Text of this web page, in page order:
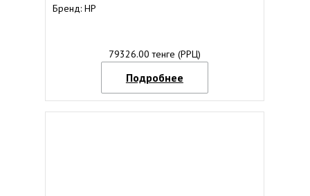
Бренд: HP
79326.00 тенге (РРЦ)
Подробнее